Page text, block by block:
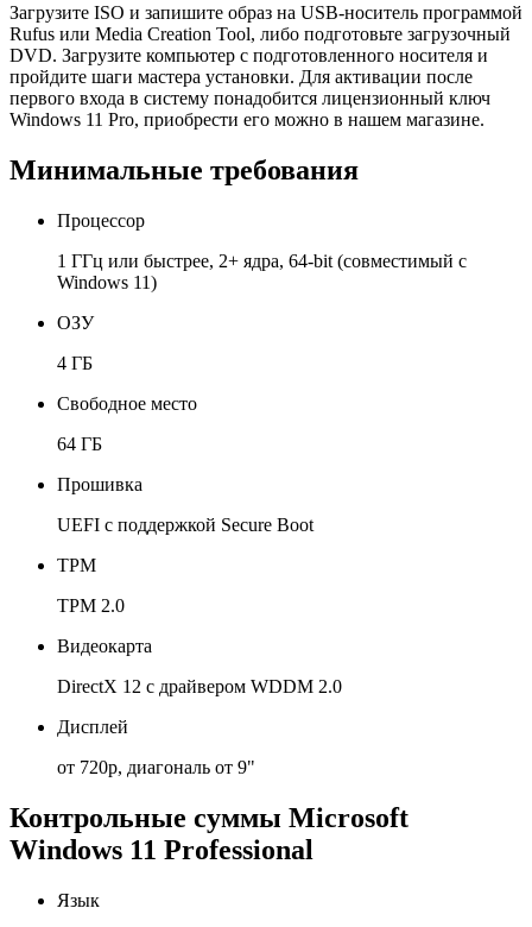
Загрузите ISO и запишите образ на USB-носитель программой
Rufus или Media Creation Tool, либо подготовьте загрузочный
DVD. Загрузите компьютер с подготовленного носителя и
пройдите шаги мастера установки. Для активации после
первого входа в систему понадобится лицензионный ключ
Windows 11 Pro, приобрести его можно в нашем магазине.
Минимальные требования
Процессор
1 ГГц или быстрее, 2+ ядра, 64-bit (совместимый с
Windows 11)
ОЗУ
4 ГБ
Свободное место
64 ГБ
Прошивка
UEFI с поддержкой Secure Boot
TPM
TPM 2.0
Видеокарта
DirectX 12 с драйвером WDDM 2.0
Дисплей
от 720p, диагональ от 9"
Контрольные суммы Microsoft
Windows 11 Professional
Язык